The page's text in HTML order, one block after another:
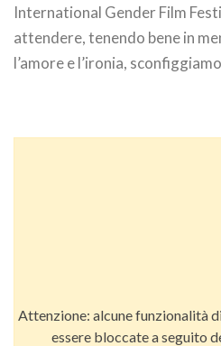
International Gender Film
attendere, tenendo bene in
l’amore e l’ironia,
Attenzione: alcune funzionalità
essere bloccate a seguito